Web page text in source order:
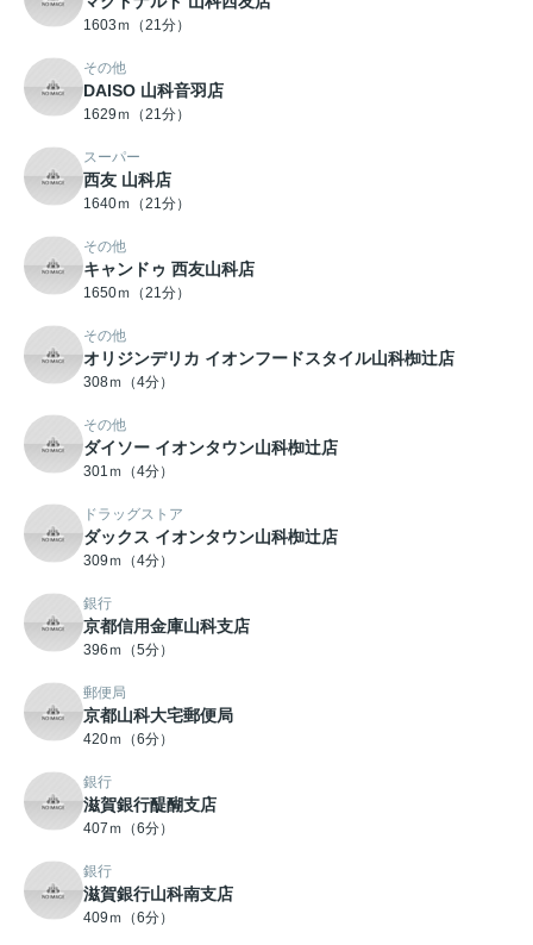
1603ｍ（21分）
その他
DAISO 山科音羽店
1629ｍ（21分）
スーパー
西友 山科店
1640ｍ（21分）
その他
キャンドゥ 西友山科店
1650ｍ（21分）
その他
オリジンデリカ イオンフードスタイル山科椥辻店
308ｍ（4分）
その他
ダイソー イオンタウン山科椥辻店
301ｍ（4分）
ドラッグストア
ダックス イオンタウン山科椥辻店
309ｍ（4分）
銀行
京都信用金庫山科支店
396ｍ（5分）
郵便局
京都山科大宅郵便局
420ｍ（6分）
銀行
滋賀銀行醍醐支店
407ｍ（6分）
銀行
滋賀銀行山科南支店
409ｍ（6分）